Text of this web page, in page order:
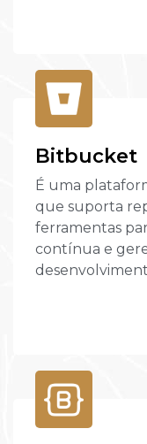
Bitbucket
É uma
que suporta
ferramentas
contínua e